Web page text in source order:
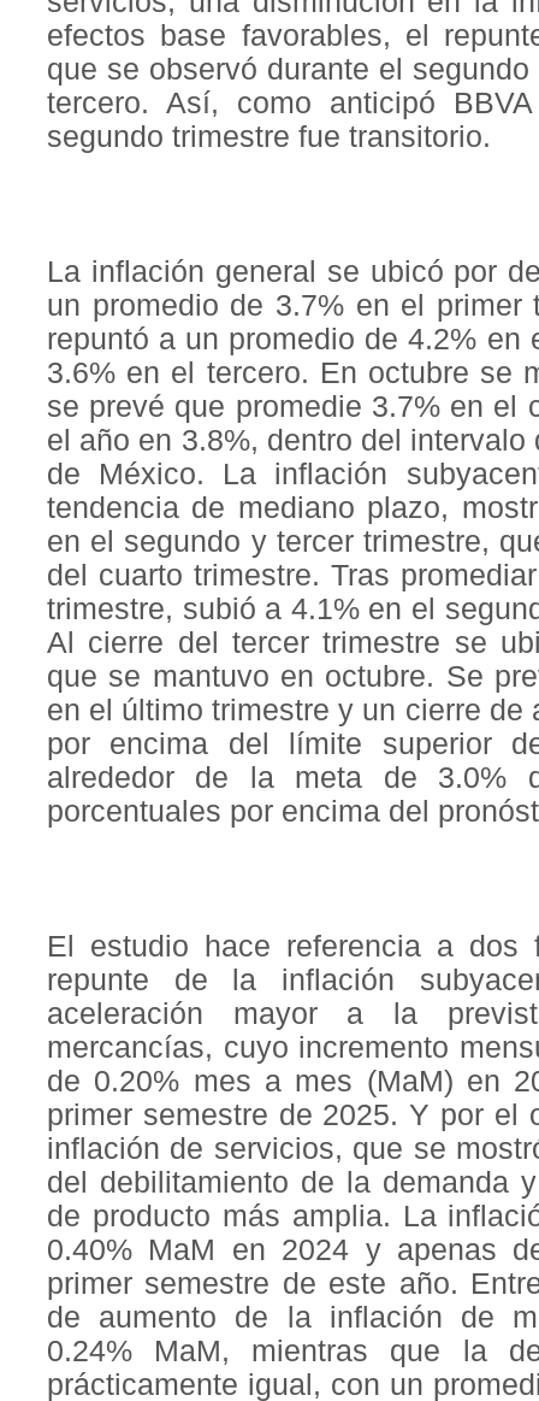
efectos base favorables, el
que se observó durante el
tercero. Así, como anticipó
segundo trimestre fue transitorio.
La inflación general se ubicó por
un promedio de 3.7% en el primer
repuntó a un promedio de 4.2% en
3.6% en el tercero. En octubre se
se prevé que promedie 3.7% en el
el año en 3.8%, dentro del
de México. La inflación
tendencia de mediano plazo,
en el segundo y tercer trimestre,
del cuarto trimestre. Tras
trimestre, subió a 4.1% en el
Al cierre del tercer trimestre se
que se mantuvo en octubre. Se
en el último trimestre y un cierre de
por encima del límite superior
alrededor de la meta de 3.0%
porcentuales por encima del
El estudio hace referencia a dos
repunte de la inflación
aceleración mayor a la
mercancías, cuyo incremento
de 0.20% mes a mes (MaM) en
primer semestre de 2025. Y por el
inflación de servicios, que se
del debilitamiento de la demanda
de producto más amplia. La
0.40% MaM en 2024 y apenas
primer semestre de este año.
de aumento de la inflación de
0.24% MaM, mientras que la
prácticamente igual, con un